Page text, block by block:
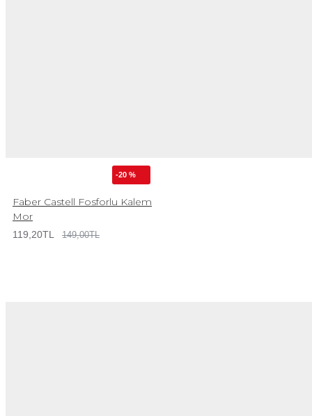
-20 %
Faber Castell Fosforlu Kalem
Mor
119,20TL 149,00TL